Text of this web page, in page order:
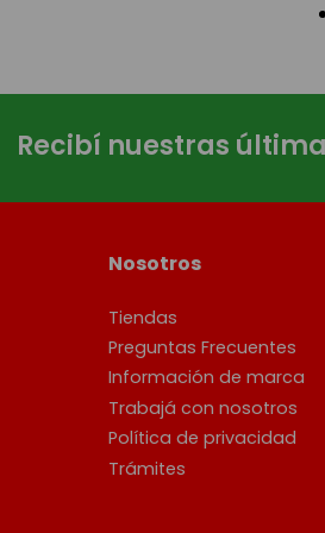
Recibí nuestras
Nosotros
Tiendas
Preguntas Frecuentes
Información de marca
Trabajá con nosotros
Política de privacidad
Trámites